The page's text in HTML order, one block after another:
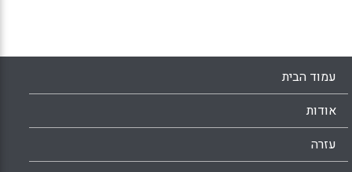
הגוברת ליותר אוטונומיה בחינוך ללומדים וגמישות
מעמידה בפני האוניברסיטאות אתגר לא פשוט והן
יידרשו בסופו של דבר לעבור למערכות למידה
הנחייה מקוונת ושיתופיות יותר גדולה בין
המערכות המורכבות על מנת להצדיק את התפתחות
עמוד הבית
אודות
עזרה